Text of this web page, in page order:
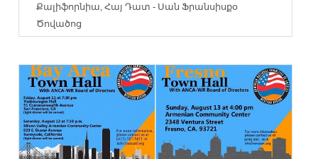
Քալիֆորնիա ,Հայ Դատ - Սան Ֆրանսիսքօ
Ծովածոց